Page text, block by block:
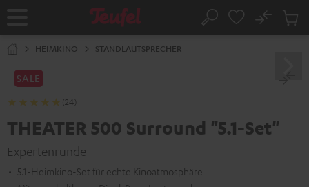
Startseite Suche
No
HEIMKINO STANDLAUTSPRECHER
SALE
(24)
THEATER 500 Surround "5.1-Set"
Expertenrunde
5.1-Heimkino-Set für echte Kinoatmosphäre